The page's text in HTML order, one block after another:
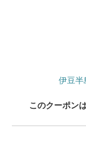
伊豆半
このクーポン